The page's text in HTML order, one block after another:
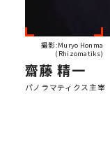
撮影:Muryo Honma
(Rhizomatiks)
齋藤 精一
パノラマティクス主宰